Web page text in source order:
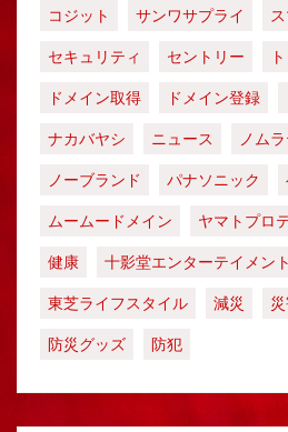
コジット
サンワサプライ
セキュリティ
セントリー
ドメイン取得
ドメイン登録
ナカバヤシ
ニュース
ノム
ノーブランド
パナソニック
ムームードメイン
ヤマトプロ
健康
十影堂エンターテイメント
東芝ライフスタイル
減災
防災グッズ
防犯